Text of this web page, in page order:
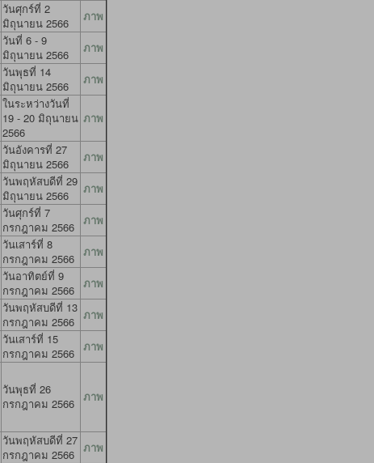
วันศุกร์ที่ 2
มิถุนายน 2566
ภาพ
วันที่ 6 - 9
มิถุนายน 2566
ภาพ
วันพุธที่ 14
มิถุนายน 2566
ภาพ
ในระหว่างวันที่
19 - 20 มิถุนายน
2566
ภาพ
วันอังคารที่ 27
มิถุนายน 2566
ภาพ
วันพฤหัสบดีที่ 29
มิถุนายน 2566
ภาพ
วันศุกร์ที่ 7
กรกฎาคม 2566 ภาพ
วันเสาร์ที่ 8
กรกฎาคม 2566 ภาพ
วันอาทิตย์ที่ 9
กรกฎาคม 2566 ภาพ
วันพฤหัสบดีที่ 13
กรกฎาคม 2566 ภาพ
วันเสาร์ที่ 15
กรกฎาคม 2566 ภาพ
วันพุธที่ 26
กรกฎาคม 2566 ภาพ
วันพฤหัสบดีที่ 27
กรกฎาคม 2566 ภาพ